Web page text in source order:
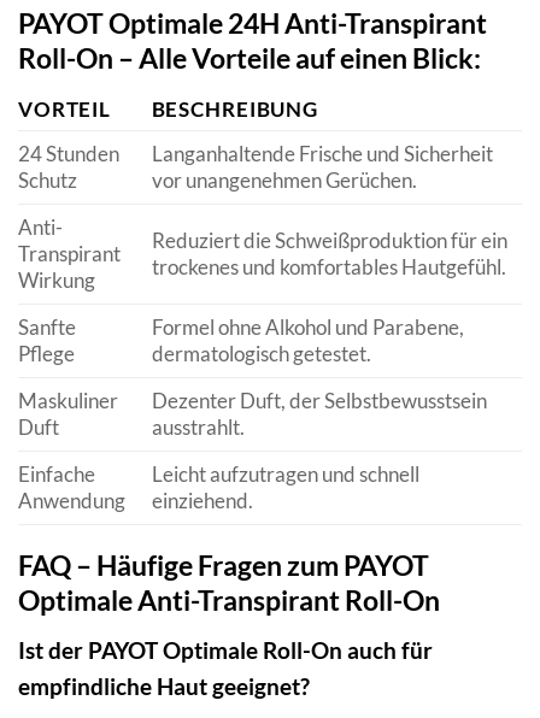
PAYOT Optimale 24H Anti-Transpirant
Roll-On – Alle Vorteile auf einen Blick:
VORTEIL
BESCHREIBUNG
24 Stunden
Schutz
Langanhaltende Frische und Sicherheit
vor unangenehmen Gerüchen.
Anti-
Transpirant
Wirkung
Reduziert die Schweißproduktion für ein
trockenes und komfortables Hautgefühl.
Sanfte
Pflege
Formel ohne Alkohol und Parabene,
dermatologisch getestet.
Maskuliner
Duft
Dezenter Duft, der Selbstbewusstsein
ausstrahlt.
Einfache
Anwendung
Leicht aufzutragen und schnell
einziehend.
FAQ – Häufige Fragen zum PAYOT
Optimale Anti-Transpirant Roll-On
Ist der PAYOT Optimale Roll-On auch für
empfindliche Haut geeignet?